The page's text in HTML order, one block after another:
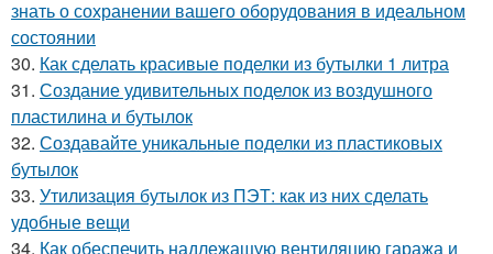
знать о сохранении вашего оборудования в идеальном
состоянии
30. Как сделать красивые поделки из бутылки 1 литра
31. Создание удивительных поделок из воздушного
пластилина и бутылок
32. Создавайте уникальные поделки из пластиковых
бутылок
33. Утилизация бутылок из ПЭТ: как из них сделать
удобные вещи
34. Как обеспечить надлежащую вентиляцию гаража и